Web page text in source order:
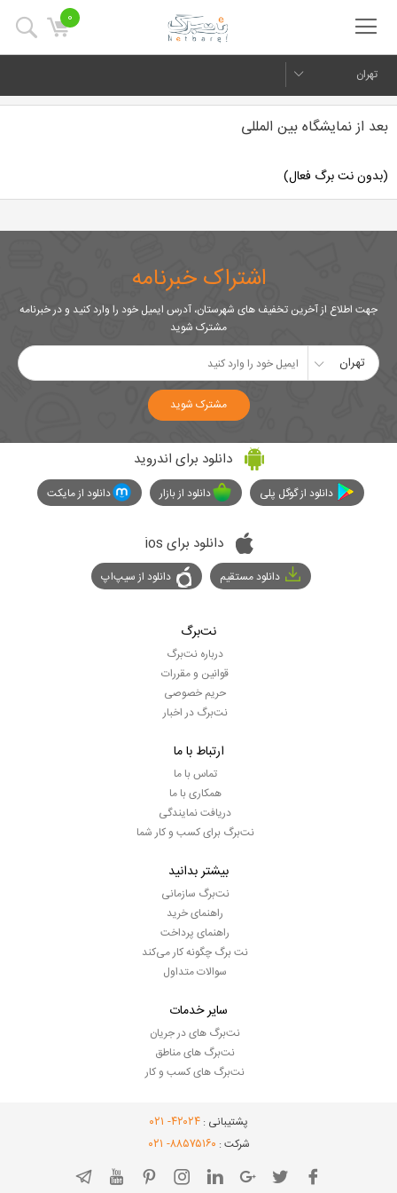
0
تهران
بعد از نمایشگاه بین المللی
(بدون نت برگ فعال)
اشتراک خبرنامه
جهت اطلاع از آخرین تخفیف های شهرستان، آدرس ایمیل خود را وارد کنید و در خبرنامه
مشترک شوید
تهران
مشترک شوید
دانلود برای اندروید
دانلود از گوگل پلی دانلود از بازار دانلود از مایکت
دانلود برای ios
دانلود مستقیم دانلود از سیپ‌اپ
نت‌برگ
درباره نت‌برگ
قوانین و مقررات
حریم خصوصی
نت‌برگ در اخبار
ارتباط با ما
تماس با ما
همکاری با ما
دریافت نمایندگی
نت‌برگ برای کسب و کار شما
بیشتر بدانید
نت‌برگ سازمانی
راهنمای خرید
راهنمای پرداخت
نت برگ چگونه کار می‌کند
سوالات متداول
سایر خدمات
نت‌برگ های در جریان
نت‌برگ های مناطق
نت‌برگ های کسب و کار
پشتیبانی : ۴۲۰۲۴- ۰۲۱
شرکت : ۸۸۵۷۵۱۶۰- ۰۲۱